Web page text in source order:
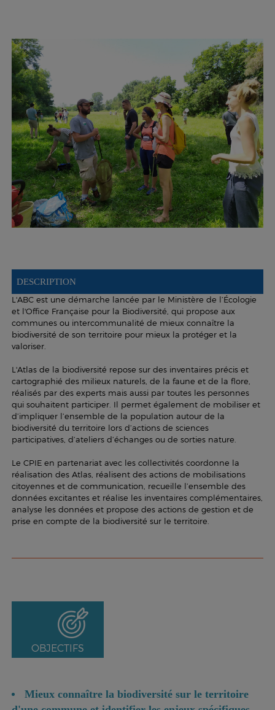
DESCRIPTION
L'ABC est une démarche lancée par le Ministère de l’Écologie
et l'Office Française pour la Biodiversité, qui propose aux
communes ou intercommunalité de mieux connaître la
biodiversité de son territoire pour mieux la protéger et la
valoriser.
L'Atlas de la biodiversité repose sur des inventaires précis et
cartographié des milieux naturels, de la faune et de la flore,
réalisés par des experts mais aussi par toutes les personnes
qui souhaitent participer. Il permet également de mobiliser et
d’impliquer l’ensemble de la population autour de la
biodiversité du territoire lors d’actions de sciences
participatives, d’ateliers d’échanges ou de sorties nature.
Le CPIE en partenariat avec les collectivités coordonne la
réalisation des Atlas, réalisent des actions de mobilisations
citoyennes et de communication, recueille l’ensemble des
données excitantes et réalise les inventaires complémentaires,
analyse les données et propose des actions de gestion et de
prise en compte de la biodiversité sur le territoire.
OBJECTIFS
Mieux connaître la biodiversité sur le territoire